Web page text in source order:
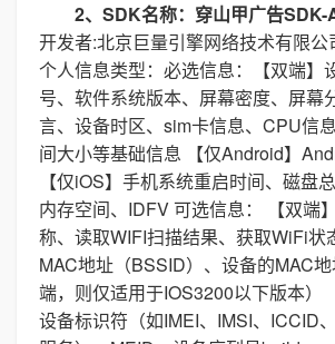
2、SDK名称：穿山甲广告
开发者:北京巨量引擎网络技术有限公
个人信息类型：必选信息：【双端】
号、软件系统版本、屏幕密度、屏幕
言、设备时区、sim卡信息、CPU信
间大小等基础信息 【仅Android】
【仅iOS】手机系统重启时间、磁盘
内存空间、IDFV 可选信息： 【双端
称、读取WIFI扫描结果、获取WiFi状
MAC地址（BSSID）、设备的MAC
端，则仅适用于IOS3200以下版本）
设备标识符（如IMEI、IMSI、ICCID